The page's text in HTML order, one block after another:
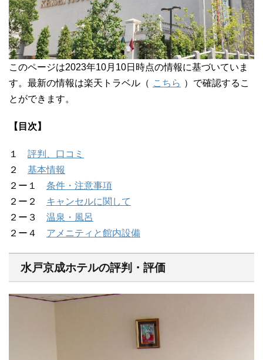
このページは2023年10月10日時点の情報に基づいていま
す。最新の情報は楽天トラベル（ こちら ）で確認するこ
とができます。
【目次】
１ 評判、口コミ
２ 基本情報
２ー１ 条件・注意事項
２ー２ キャンセルに関して
２ー３ 温泉・風呂
２ー４ アメニティと館内設備
水戸京成ホテルの評判・評価